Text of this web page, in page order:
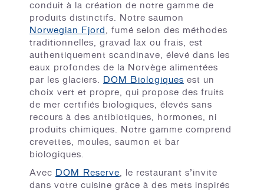
conduit à la création de notre gamme de
produits distinctifs. Notre saumon
Norwegian Fjord , fumé selon des méthodes
traditionnelles, gravad lax ou frais, est
authentiquement scandinave, élevé dans les
eaux profondes de la Norvège alimentées
par les glaciers. DOM Biologiques est un
choix vert et propre, qui propose des fruits
de mer certifiés biologiques, élevés sans
recours à des antibiotiques, hormones, ni
produits chimiques. Notre gamme comprend
crevettes, moules, saumon et bar
biologiques.
Avec DOM Reserve, le restaurant s’invite
dans votre cuisine grâce à des mets inspirés